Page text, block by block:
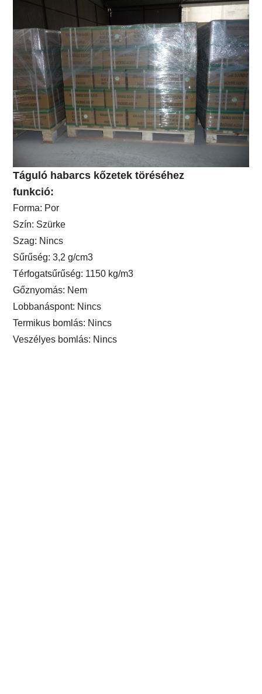
Táguló habarcs kőzetek töréséhez
funkció:
Forma: Por
Szín: Szürke
Szag: Nincs
Sűrűség: 3,2 g/cm3
Térfogatsűrűség: 1150 kg/m3
Gőznyomás: Nem
Lobbanáspont: Nincs
Termikus bomlás: Nincs
Veszélyes bomlás: Nincs